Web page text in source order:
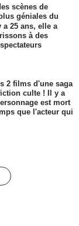
scènes de
géniales du
25 ans, elle a
à des
2 films d'une saga
culte ! Il y a
est mort
que l'acteur qui